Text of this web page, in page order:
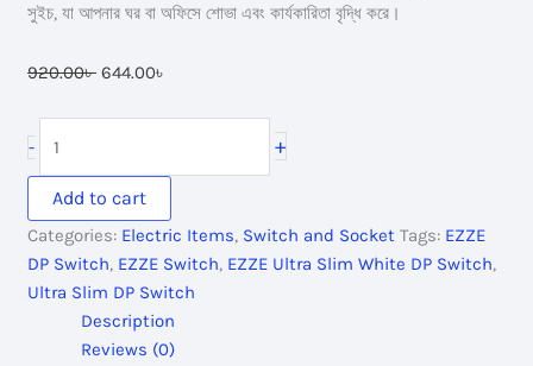
সুইচ, যা আপনার ঘর বা অফিসে শোভা এবং কার্যকারিতা বৃদ্ধি করে।
920.00৳ Original
644.00৳
-
Ultra
Slim
White
DP
Switch
quantity
+
Add to cart
Categories: Electric Items, Switch and Socket Tags: EZZE
DP Switch, EZZE Switch, EZZE Ultra Slim White DP Switch,
Ultra Slim DP Switch
Description
Reviews (0)